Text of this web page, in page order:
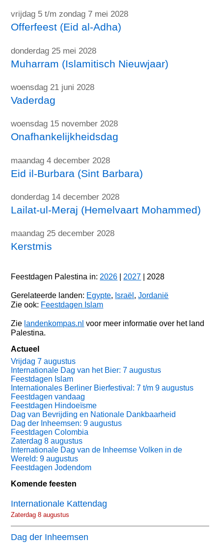
vrijdag 5 t/m zondag 7 mei 2028
Offerfeest (Eid al-Adha)
donderdag 25 mei 2028
Muharram (Islamitisch Nieuwjaar)
woensdag 21 juni 2028
Vaderdag
woensdag 15 november 2028
Onafhankelijkheidsdag
maandag 4 december 2028
Eid il-Burbara (Sint Barbara)
donderdag 14 december 2028
Lailat-ul-Meraj (Hemelvaart Mohammed)
maandag 25 december 2028
Kerstmis
Feestdagen Palestina in: 2026 | 2027 | 2028
Gerelateerde landen: Egypte, Israël,Jordanië
Zie ook: Feestdagen Islam
Zie landenkompas.nl voor meer informatie over het land
Palestina.
Actueel
Vrijdag 7 augustus
Internationale Dag van het Bier: 7 augustus
Feestdagen Islam
Internationales Berliner Bierfestival: 7 t/m 9 augustus
Feestdagen vandaag
Feestdagen Hindoeïsme
Dag van Bevrijding en Nationale Dankbaarheid
Dag der Inheemsen: 9 augustus
Feestdagen Colombia
Zaterdag 8 augustus
Internationale Dag van de Inheemse Volken in de
Wereld: 9 augustus
Feestdagen Jodendom
Komende feesten
Internationale Kattendag
Zaterdag 8 augustus
Dag der Inheemsen